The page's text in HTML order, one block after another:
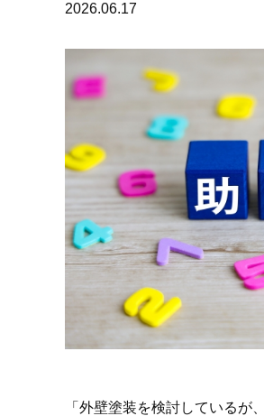
2026.06.17
「外壁塗装を検討している